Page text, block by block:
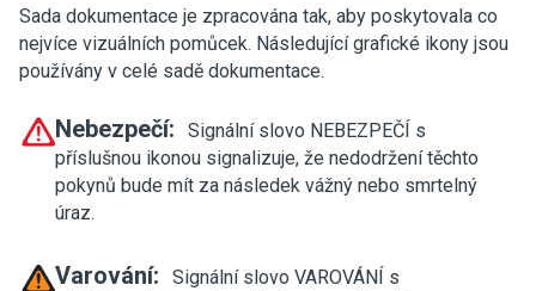
Sada dokumentace je zpracována tak, aby poskytovala co
nejvíce vizuálních pomůcek. Následující grafické ikony jsou
používány v celé sadě dokumentace.
Nebezpečí:
Signální slovo NEBEZPEČÍ s
příslušnou ikonou signalizuje, že nedodržení těchto
pokynů bude mít za následek vážný nebo smrtelný
úraz.
Varování:
Signální slovo VAROVÁNÍ s